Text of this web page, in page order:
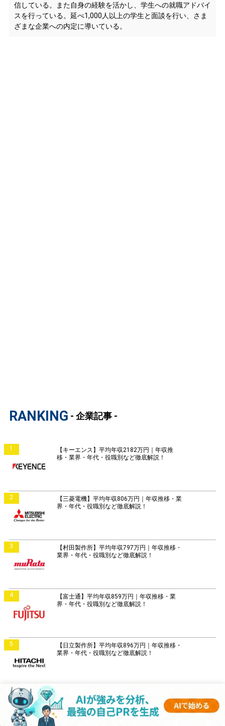
信している。また自身の経験を活かし、学生への就職アドバイ
スを行っている。延べ1,000人以上の学生と面談を行い、さま
ざまな企業への内定に導いている。
RANKING - 企業記事 -
1
【キーエンス】平均年収2182万円｜年収推
移・業界・年代・役職別など徹底解説！
2
【三菱電機】平均年収806万円｜年収推移・業
界・年代・役職別など徹底解説！
3
【村田製作所】平均年収797万円｜年収推移・
業界・年代・役職別など徹底解説！
4
【富士通】平均年収859万円｜年収推移・業
界・年代・役職別など徹底解説！
5
【日立製作所】平均年収896万円｜年収推移・
業界・年代・役職別など徹底解説！